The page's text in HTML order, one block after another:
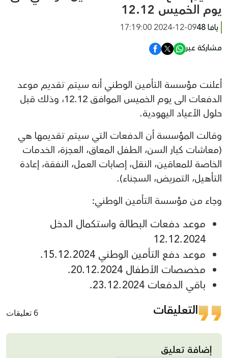
المزيد
ارسل خبر
يوم الخميس 12.12
يافا 48
2024-12-09 17:19:00
مشاركة عبر
أعلنت مؤسسة التأمين الوطني أنه سيتم تقديم موعد
الدفعات الى يوم الخميس الموافق 12.12، وذلك قبل
حلول الأعياد اليهودية.
وقالت المؤسسة أن الدفعات التي سيتم تقديمها هي
(معاشات كبار السن، الطفل المعاق، العجزة، الخدمات
الخاصة للمعاقين، النقل، إصابات العمل، النفقة، إعادة
التأهيل، التمريض، السجناء).
وجاء من مؤسسة التأمين الوطني:
موعد دفعات البطالة واستكمال الدخل
12.12.2024
موعد دفع التأمين الوطني 15.12.2024.
مخصصات الأطفال 20.12.2024.
باقي الدفعات 23.12.2024.
التعليقات 6 تعليقات
إضافة تعليق